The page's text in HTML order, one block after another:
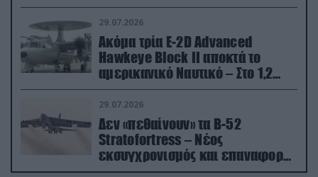
29.07.2026
Ακόμα τρία E-2D Advanced
Hawkeye Block II αποκτά το
αμερικανικό Ναυτικό – Στο 1,2
δισ.δολάρια το κόστος
29.07.2026
Δεν «πεθαίνουν» τα Β-52
Stratofortress – Νέος
εκσυγχρονισμός και επαναφορά
από τα «νεκροταφεία»